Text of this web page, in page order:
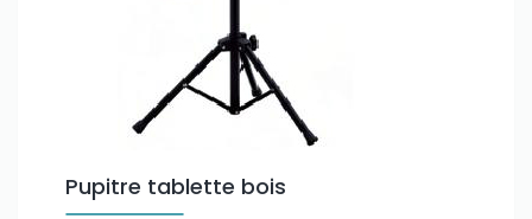
Pupitre tablette bois